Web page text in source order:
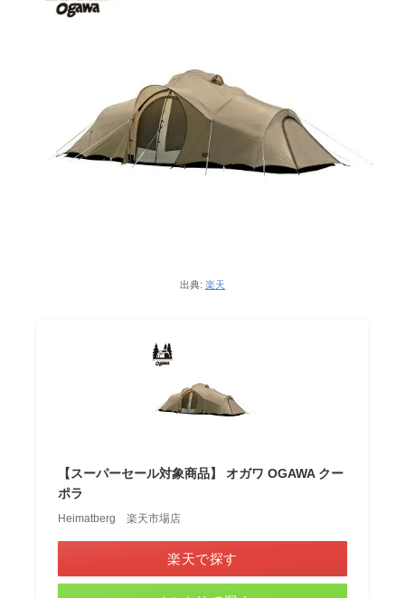
出典: 楽天
【スーパーセール対象商品】 オガワ OGAWA クー
ポラ
Heimatberg 楽天市場店
楽天で探す